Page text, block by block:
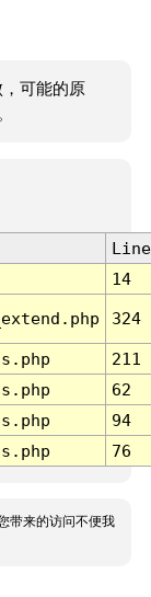
可能的原
Line
14
324
211
62
94
76
带来的访问不便我